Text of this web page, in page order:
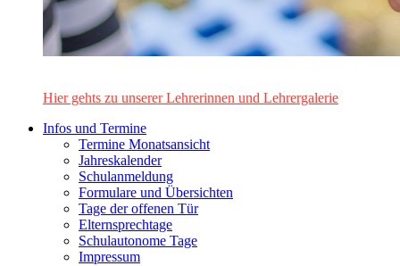
Hier gehts zu unserer Lehrerinnen und Lehrergalerie
Infos und Termine
Termine Monatsansicht
Jahreskalender
Schulanmeldung
Formulare und Übersichten
Tage der offenen Tür
Elternsprechtage
Schulautonome Tage
Impressum